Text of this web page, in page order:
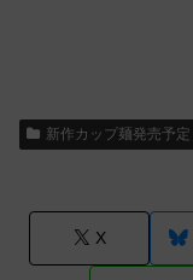
新作カップ麺発売予定
X